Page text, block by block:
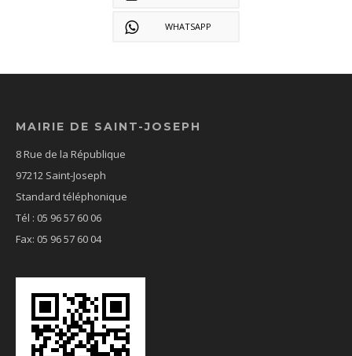
WHATSAPP
MAIRIE DE SAINT-JOSEPH
8 Rue de la République
97212 Saint-Joseph
Standard téléphonique
Tél : 05 96 57 60 06
Fax: 05 96 57 60 04